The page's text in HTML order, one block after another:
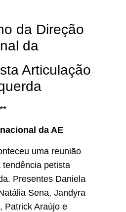
da Direção
da
Articulação
da AE
uma reunião
petista
Presentes Daniela
Sena, Jandyra
Patrick Araújo e